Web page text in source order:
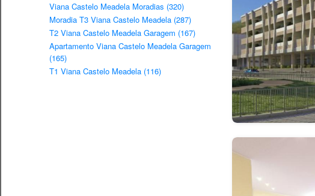
Viana Castelo Meadela Moradias (320)
Moradia T3 Viana Castelo Meadela (287)
T2 Viana Castelo Meadela Garagem (167)
Apartamento Viana Castelo Meadela Garagem
(165)
T1 Viana Castelo Meadela (116)